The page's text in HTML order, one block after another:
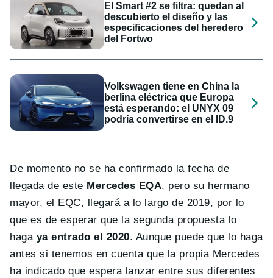
El Smart #2 se filtra: quedan al
descubierto el diseño y las
especificaciones del heredero
del Fortwo
Volkswagen tiene en China la
berlina eléctrica que Europa
está esperando: el UNYX 09
podría convertirse en el ID.9
De momento no se ha confirmado la fecha de
llegada de este Mercedes EQA, pero su hermano
mayor, el EQC, llegará a lo largo de 2019, por lo
que es de esperar que la segunda propuesta lo
hagaya entrado el 2020. Aunque puede que lo haga
antes si tenemos en cuenta que la propia Mercedes
ha indicado que espera lanzar entre sus diferentes